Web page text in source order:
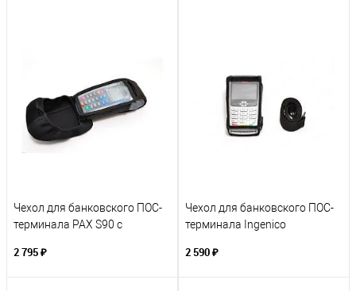
Чехол для банковского ПОС-
терминала PAX S90 с
2 795 ₽
Чехол для банковского ПОС-
терминала Ingenico
2 590 ₽